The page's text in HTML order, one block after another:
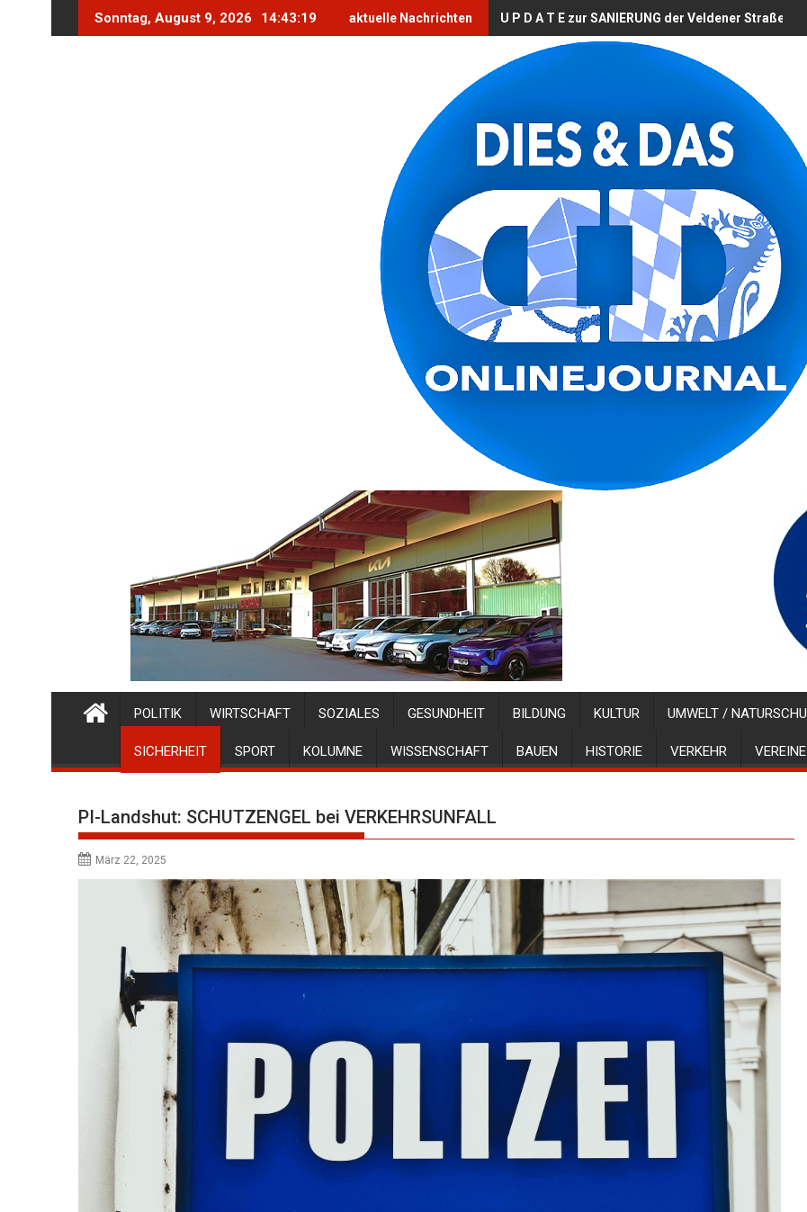
Sonntag, August 9, 2026 14:43:20 aktuelle Nachrichten U P D A T E zur SANIERUNG der Veldener Straße
POLITIK WIRTSCHAFT SOZIALES GESUNDHEIT BILDUNG KULTUR UMWELT /
SICHERHEIT SPORT KOLUMNE WISSENSCHAFT BAUEN HISTORIE VERKEHR VEREINE
PI-Landshut: SCHUTZENGEL bei VERKEHRSUNFALL
März 22, 2025